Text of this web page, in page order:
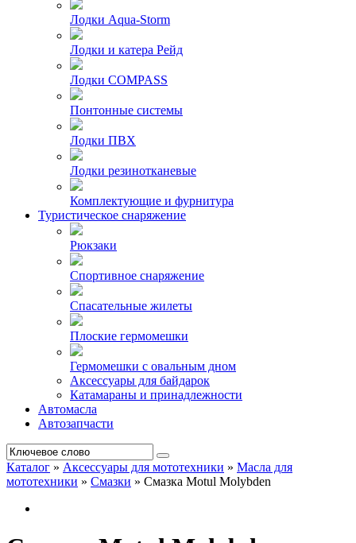
Лодки Aqua-Storm
Лодки и катера Рейд
Лодки COMPASS
Понтонные системы
Лодки ПВХ
Лодки резинотканевые
Комплектующие и фурнитура
Туристическое снаряжение
Рюкзаки
Спортивное снаряжение
Спасательные жилеты
Плоские гермомешки
Гермомешки с овальным дном
Аксессуары для байдарок
Катамараны и принадлежности
Автомасла
Автозапчасти
Каталог » Аксессуары для мототехники » Масла для
мототехники » Смазки » Смазка Motul Molybden